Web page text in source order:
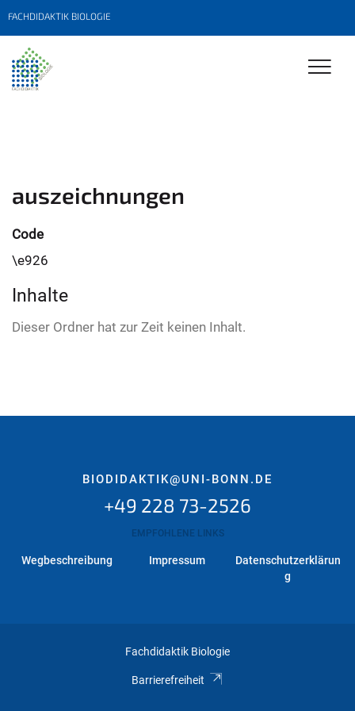
FACHDIDAKTIK BIOLOGIE
auszeichnungen
Code
\e926
Inhalte
Dieser Ordner hat zur Zeit keinen Inhalt.
BIODIDAKTIK@UNI-BONN.DE
+49 228 73-2526
EMPFOHLENE LINKS
Wegbeschreibung Impressum
Datenschutzerklärun
g
Fachdidaktik Biologie
Barrierefreiheit